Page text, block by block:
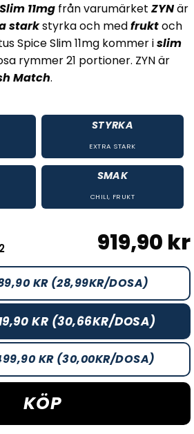
11mg från varumärket ZYNär
starkstyrka och medfruktoch
Spice Slim 11mg kommer islim
rymmer 21 portioner. ZYN är
Match.
STYRKA
EXTRA STARK
SMAK
CHILI, FRUKT
919,90 kr
KR (28,99KR/DOSA)
KR (30,66KR/DOSA)
KR (30,00KR/DOSA)
KÖP